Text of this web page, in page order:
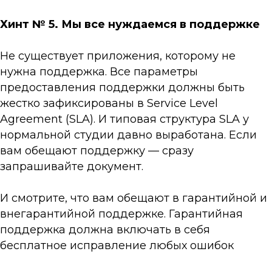
Хинт № 5. Мы все нуждаемся в поддержке
Не существует приложения, которому не
нужна поддержка. Все параметры
предоставления поддержки должны быть
жестко зафиксированы в Service Level
Agreement (SLA). И типовая структура SLA у
нормальной студии давно выработана. Если
вам обещают поддержку — сразу
запрашивайте документ.
И смотрите, что вам обещают в гарантийной и
внегарантийной поддержке. Гарантийная
поддержка должна включать в себя
бесплатное исправление любых ошибок